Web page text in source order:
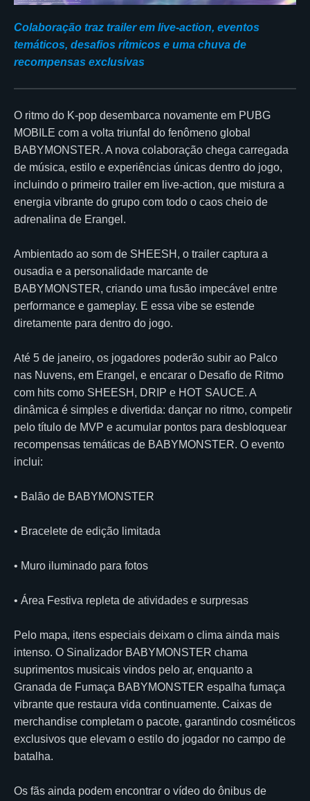
Colaboração traz trailer em live-action, eventos
temáticos, desafios rítmicos e uma chuva de
recompensas exclusivas
O ritmo do K-pop desembarca novamente em PUBG
MOBILE com a volta triunfal do fenômeno global
BABYMONSTER. A nova colaboração chega carregada
de música, estilo e experiências únicas dentro do jogo,
incluindo o primeiro trailer em live-action, que mistura a
energia vibrante do grupo com todo o caos cheio de
adrenalina de Erangel.
Ambientado ao som de SHEESH, o trailer captura a
ousadia e a personalidade marcante de
BABYMONSTER, criando uma fusão impecável entre
performance e gameplay. E essa vibe se estende
diretamente para dentro do jogo.
Até 5 de janeiro, os jogadores poderão subir ao Palco
nas Nuvens, em Erangel, e encarar o Desafio de Ritmo
com hits como SHEESH, DRIP e HOT SAUCE. A
dinâmica é simples e divertida: dançar no ritmo, competir
pelo título de MVP e acumular pontos para desbloquear
recompensas temáticas de BABYMONSTER. O evento
inclui:
• Balão de BABYMONSTER
• Bracelete de edição limitada
• Muro iluminado para fotos
• Área Festiva repleta de atividades e surpresas
Pelo mapa, itens especiais deixam o clima ainda mais
intenso. O Sinalizador BABYMONSTER chama
suprimentos musicais vindos pelo ar, enquanto a
Granada de Fumaça BABYMONSTER espalha fumaça
vibrante que restaura vida continuamente. Caixas de
merchandise completam o pacote, garantindo cosméticos
exclusivos que elevam o estilo do jogador no campo de
batalha.
Os fãs ainda podem encontrar o vídeo do ônibus de